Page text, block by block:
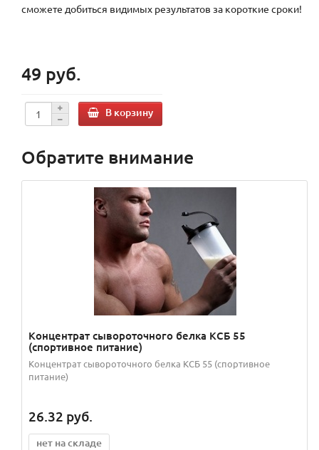
сможете добиться видимых результатов за короткие сроки!
49 руб.
В корзину
Обратите внимание
Концентрат сывороточного белка КСБ 55
(спортивное питание)
Концентрат сывороточного белка КСБ 55 (спортивное
питание)
26.32 руб.
нет на складе